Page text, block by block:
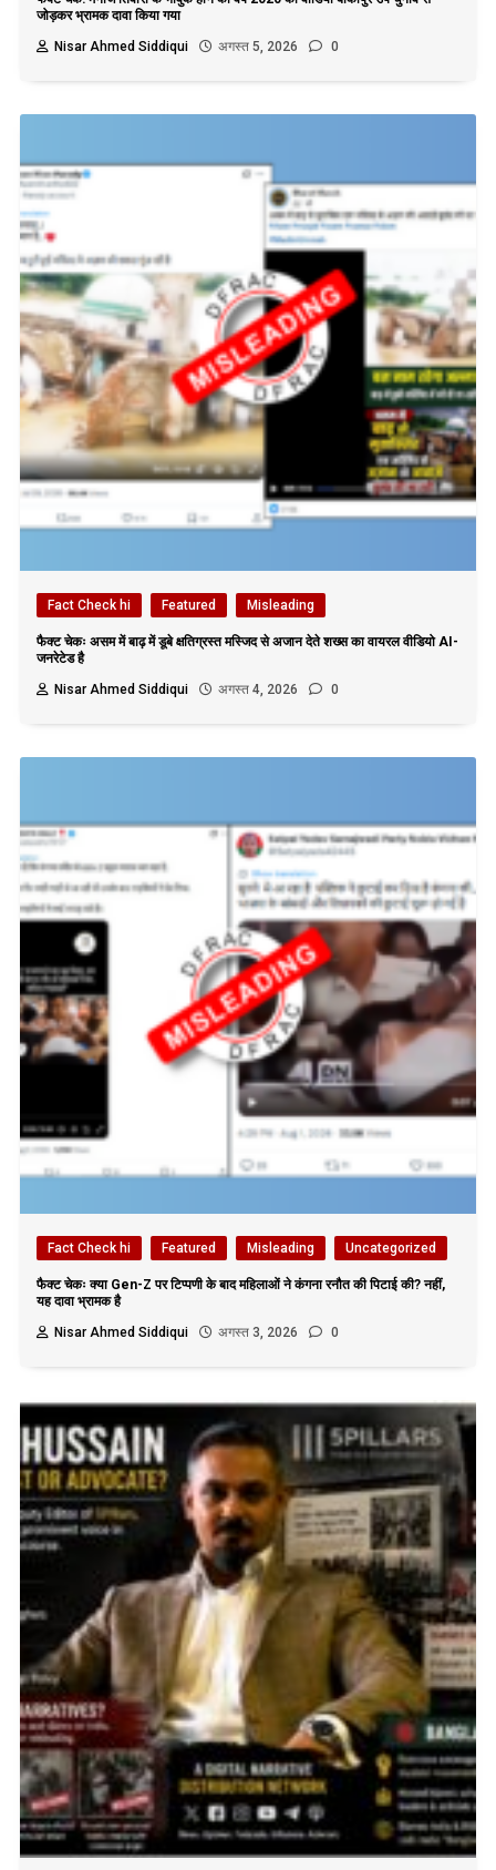
जोड़कर भ्रामक दावा किया गया
Nisar Ahmed Siddiqui
अगस्त 5, 2026 0
Fact Check hi Featured Misleading
फैक्ट चेकः असम में बाढ़ में डूबे क्षतिग्रस्त मस्जिद से अजान देते शख्स का वायरल वीडियो AI-
जनरेटेड है
Nisar Ahmed Siddiqui
अगस्त 4, 2026 0
Fact Check hi Featured Misleading Uncategorized
फैक्ट चेकः क्या Gen-Z पर टिप्पणी के बाद महिलाओं ने कंगना रनौत की पिटाई की? नहीं,
यह दावा भ्रामक है
Nisar Ahmed Siddiqui
अगस्त 3, 2026 0